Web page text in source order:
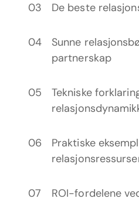
De beste
Sunne
partnerskap
Tekniske
Praktiske
ROI-fordelene